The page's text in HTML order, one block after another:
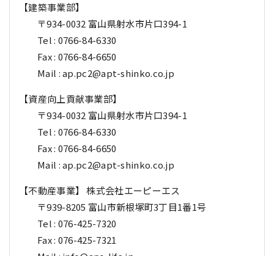
【建築事業部】
〒934-0032 富山県射水市片口394-1
Tel : 0766-84-6330
Fax : 0766-84-6650
Mail : ap.pc2@apt-shinko.co.jp
【資産向上貢献事業部】
〒934-0032 富山県射水市片口394-1
Tel : 0766-84-6330
Fax : 0766-84-6650
Mail : ap.pc2@apt-shinko.co.jp
【不動産事業】 株式会社エーピーエス
〒939-8205 富山市新根塚町3丁目1番1号
Tel : 076-425-7320
Fax : 076-425-7321